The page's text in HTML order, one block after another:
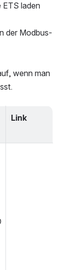
ETS laden
der Modbus-
wenn man
Link